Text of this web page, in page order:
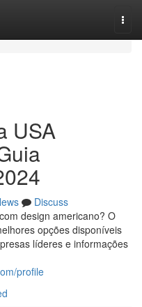
USA
Discuss
design americano? O
opções disponíveis
líderes e informações
profile